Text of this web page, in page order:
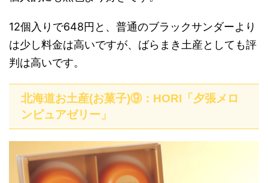
12個入りで648円と、普通のブラックサンダーより
は少し料金は高いですが、ばらまき土産としても評
判は高いです。
北海道お土産(お菓子)⑨：HORI「夕張メロ
ンピュアゼリー」